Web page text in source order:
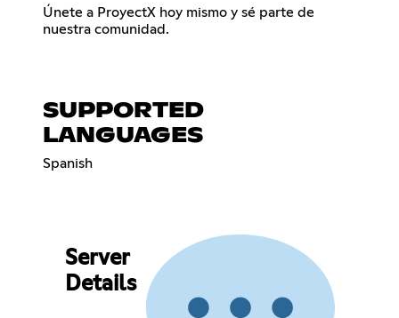
Únete a ProyectX hoy mismo y sé parte de
nuestra comunidad.
SUPPORTED
LANGUAGES
Spanish
Server
Details